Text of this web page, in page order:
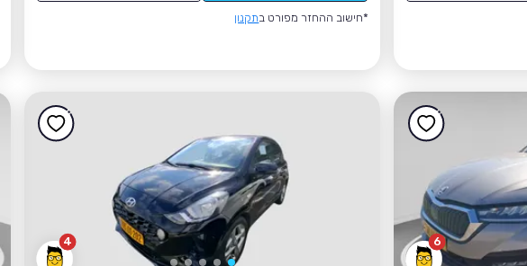
*חישוב ההחזר מפורט בתקנון
6
4